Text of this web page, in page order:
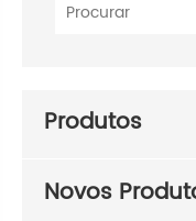
Produtos
Novos